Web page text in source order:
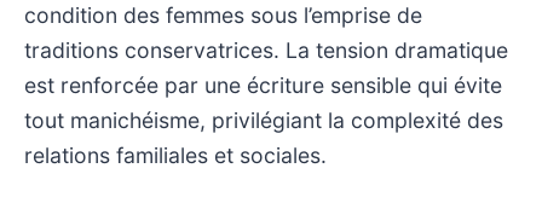
condition des femmes sous l’emprise de
traditions conservatrices. La tension dramatique
est renforcée par une écriture sensible qui évite
tout manichéisme, privilégiant la complexité des
relations familiales et sociales.